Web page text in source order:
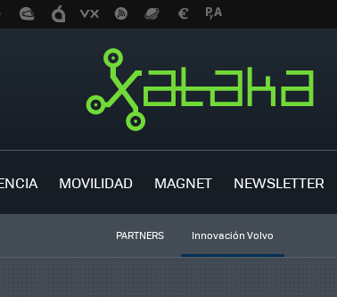
MOVILIDAD MAGNET NEWSLETTER
PARTNERS Innovación Volvo